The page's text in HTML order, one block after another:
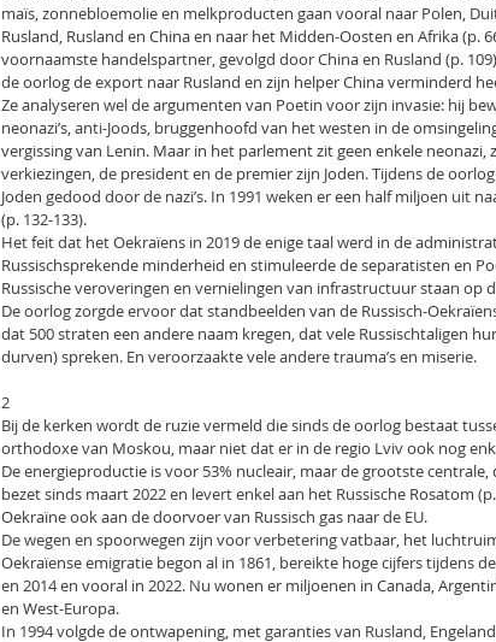
maïs, zonnebloemolie en melkproducten gaan vooral naar Polen,
Rusland, Rusland en China en naar het Midden-Oosten en Afrika (p.
voornaamste handelspartner, gevolgd door China en Rusland (p.
de oorlog de export naar Rusland en zijn helper China verminderd
Ze analyseren wel de argumenten van Poetin voor zijn invasie: hij
neonazi’s, anti-Joods, bruggenhoofd van het westen in de
vergissing van Lenin. Maar in het parlement zit geen enkele neonazi,
verkiezingen, de president en de premier zijn Joden. Tijdens de
Joden gedood door de nazi’s. In 1991 weken er een half miljoen uit
(p. 132-133).
Het feit dat het Oekraïens in 2019 de enige taal werd in de
Russischsprekende minderheid en stimuleerde de separatisten en
Russische veroveringen en vernielingen van infrastructuur staan op
De oorlog zorgde ervoor dat standbeelden van de Russisch-
dat 500 straten een andere naam kregen, dat vele Russischtaligen
durven) spreken. En veroorzaakte vele andere trauma’s en miserie.
2
Bij de kerken wordt de ruzie vermeld die sinds de oorlog bestaat
orthodoxe van Moskou, maar niet dat er in de regio Lviv ook nog
De energieproductie is voor 53% nucleair, maar de grootste
bezet sinds maart 2022 en levert enkel aan het Russische Rosatom
Oekraïne ook aan de doorvoer van Russisch gas naar de EU.
De wegen en spoorwegen zijn voor verbetering vatbaar, het
Oekraïense emigratie begon al in 1861, bereikte hoge cijfers tijdens
en 2014 en vooral in 2022. Nu wonen er miljoenen in Canada,
en West-Europa.
In 1994 volgde de ontwapening, met garanties van Rusland,